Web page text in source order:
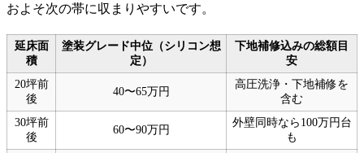
およそ次の帯に収まりやすいです。
延床面
積
塗装グレード中位（シリコン想
定）
下地補修込みの総額目
安
20坪前
後
40〜65万円
高圧洗浄・下地補修を
含む
30坪前
後
60〜90万円
外壁同時なら100万円台
も